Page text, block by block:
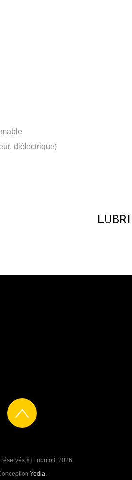
diélectrique)
réservés. © Lubrifort, 2026.
Yodia